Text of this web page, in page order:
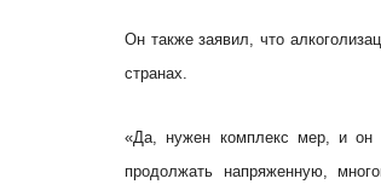
Он также заявил, что
странах.
«Да, нужен комплекс мер, и он
продолжать напряженную,